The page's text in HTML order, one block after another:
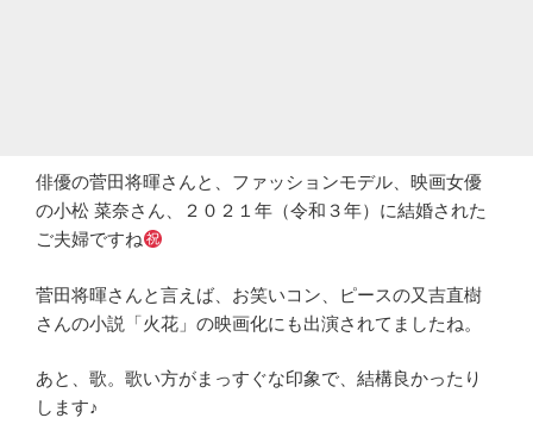
俳優の菅田将暉さんと、ファッションモデル、映画女優
の小松 菜奈さん、２０２１年（令和３年）に結婚された
ご夫婦ですね
菅田将暉さんと言えば、お笑いコン、ピースの又吉直樹
さんの小説「火花」の映画化にも出演されてましたね。
あと、歌。歌い方がまっすぐな印象で、結構良かったり
します♪